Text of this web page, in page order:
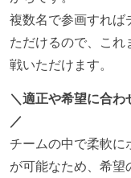
複数名で参画すれば
ただけるので、こ
戦いただけます。
＼適正や希望に合
／
チームの中で柔軟に
が可能なため、希